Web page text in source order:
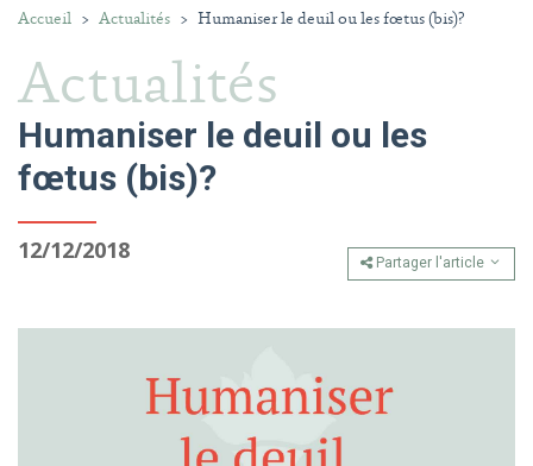
Accueil > Actualités > Humaniser le deuil ou les fœtus (bis)?
Actualités
Humaniser le deuil ou les
fœtus (bis)?
12/12/2018 Partager l'article